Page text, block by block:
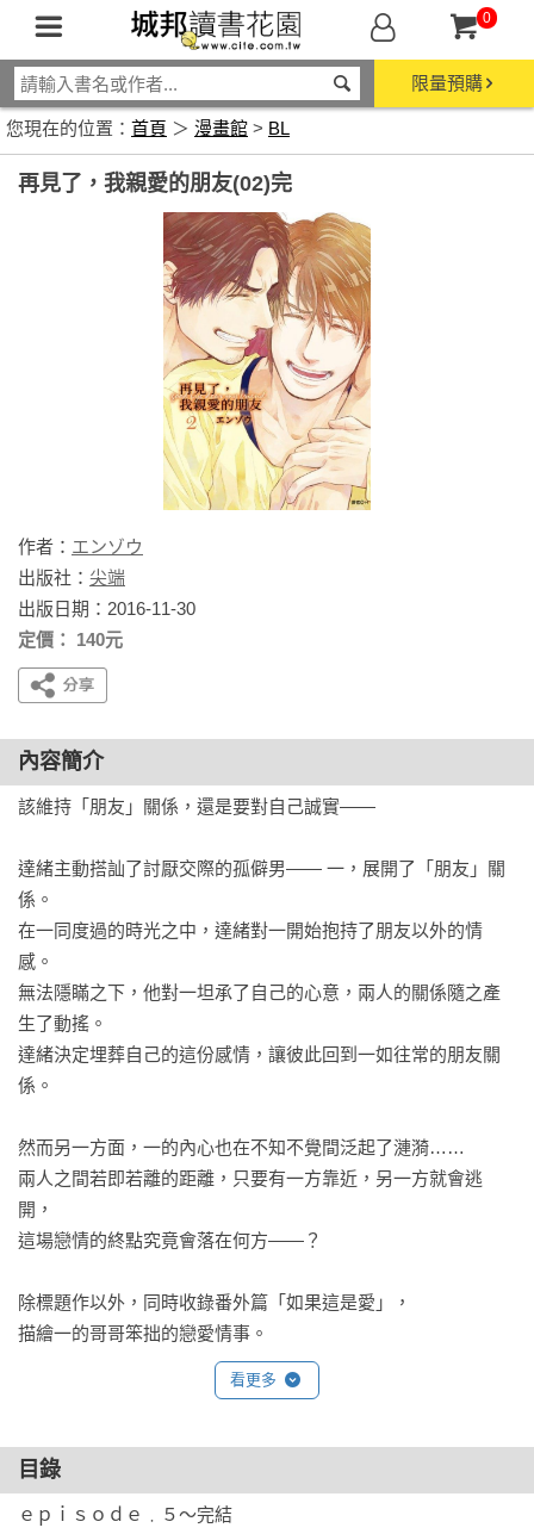
0
限量預購
您現在的位置： 首頁 ＞ 漫畫館 > BL
再見了，我親愛的朋友(02)完
作者： エンゾウ
出版社： 尖端
出版日期：2016-11-30
定價： 140元
內容簡介
該維持「朋友」關係，還是要對自己誠實——
達緒主動搭訕了討厭交際的孤僻男—— 一，展開了「朋友」關
係。
在一同度過的時光之中，達緒對一開始抱持了朋友以外的情
感。
無法隱瞞之下，他對一坦承了自己的心意，兩人的關係隨之產
生了動搖。
達緒決定埋葬自己的這份感情，讓彼此回到一如往常的朋友關
係。
然而另一方面，一的內心也在不知不覺間泛起了漣漪……
兩人之間若即若離的距離，只要有一方靠近，另一方就會逃
開，
這場戀情的終點究竟會落在何方——？
除標題作以外，同時收錄番外篇「如果這是愛」，
描繪一的哥哥笨拙的戀愛情事。
看更多
目錄
ｅｐｉｓｏｄｅ﹒５～完結